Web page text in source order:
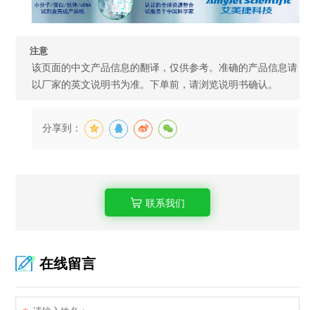
注意
该页面的中文产品信息的翻译，仅供参考。准确的产品信息请
以厂家的英文说明书为准。下单前，请浏览说明书确认。
分享到：
联系我们
在线留言